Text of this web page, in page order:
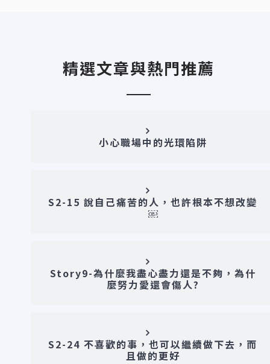
精選文章與熱門推薦
小心職場中的光環陷阱
S2-15 說自己痛苦的人，也許根本不想改變
￼
Story9-為什麼我盡心盡力還是不夠，為什
麼努力愛還會傷人?
S2-24 不喜歡的事，也可以繼續做下去，而
且做的更好